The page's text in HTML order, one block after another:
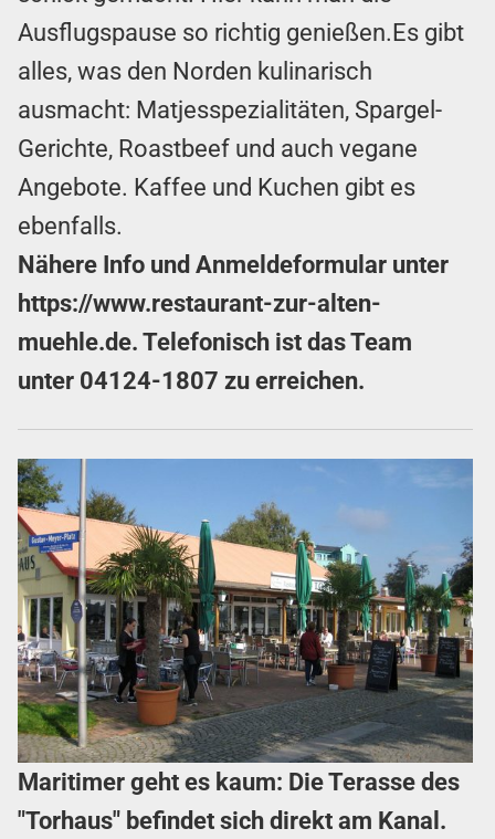
Ausflugspause so richtig genießen.Es gibt
alles, was den Norden kulinarisch
ausmacht: Matjesspezialitäten, Spargel-
Gerichte, Roastbeef und auch vegane
Angebote. Kaffee und Kuchen gibt es
ebenfalls.
Nähere Info und Anmeldeformular unter
https://www.restaurant-zur-alten-
muehle.de. Telefonisch ist das Team
unter 04124-1807 zu erreichen.
Maritimer geht es kaum: Die Terasse des
"Torhaus" befindet sich direkt am Kanal.